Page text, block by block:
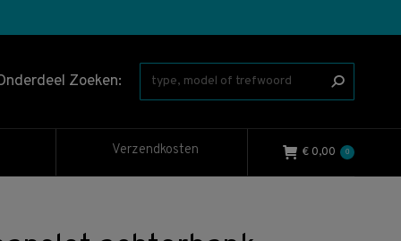
Zoeken:
Verzendkosten € 0,00 0